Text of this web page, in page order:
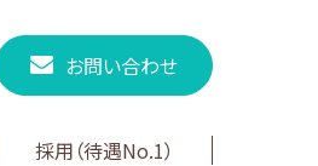
お問い合わせ
採用（待遇No.1）